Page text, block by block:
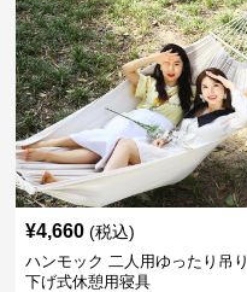
¥4,660 (税込)
ハンモック 二人用ゆったり吊り
下げ式休憩用寝具